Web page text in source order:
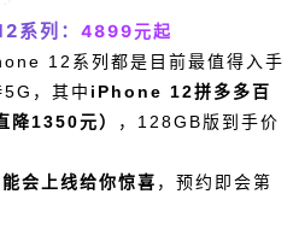
列： 4899元起
12系列都是目前最值得入手
，其中 iPhone 12拼多多百
降1350元）
，128GB版到手价
会上线给你惊喜 ，预约即会第
供大家选购参考~ 手机篇
元起 在新iPhone没发布
目前最值得入手的iPhone产
iPhone 12拼多多百亿补贴
元），128GB版到手价
还将会有紫色真香价随
预约即会第一时间通知。
仅3799元 可能会疑惑